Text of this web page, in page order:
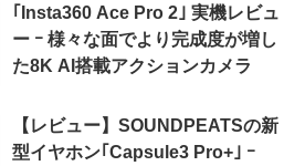
｢Insta360 Ace Pro 2｣ 実機レビュ
ー ｰ 様々な面でより完成度が増し
た8K AI搭載アクションカメラ
【レビュー】SOUNDPEATSの新
型イヤホン｢Capsule3 Pro+｣ ｰ